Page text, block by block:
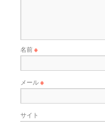
名前※
メール※
サイト